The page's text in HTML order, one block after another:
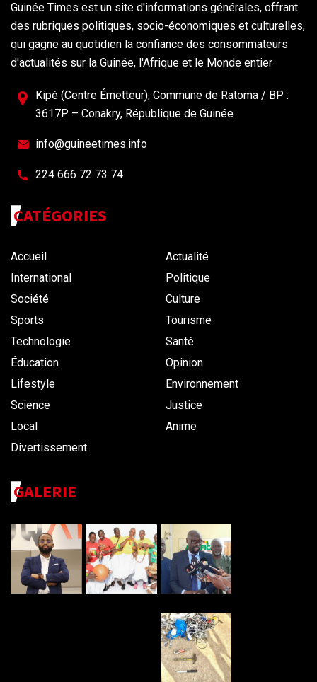
Guinée Times est un site d'informations générales, offrant
des rubriques politiques, socio-économiques et culturelles,
qui gagne au quotidien la confiance des consommateurs
d'actualités sur la Guinée, l'Afrique et le Monde entier
Kipé (Centre Émetteur), Commune de Ratoma / BP :
3617P – Conakry, République de Guinée
info@guineetimes.info
224 666 72 73 74
CATÉGORIES
Accueil
Actualité
International
Politique
Société
Culture
Sports
Tourisme
Technologie
Santé
Éducation
Opinion
Lifestyle
Environnement
Science
Justice
Local
Anime
Divertissement
GALERIE